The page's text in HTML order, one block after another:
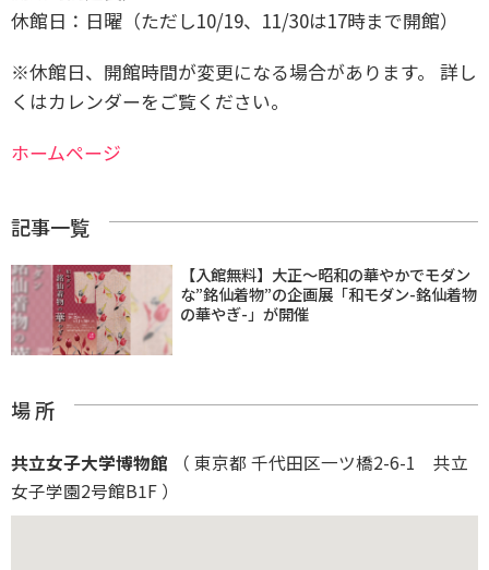
休館日：日曜（ただし10/19、11/30は17時まで開館）
※休館日、開館時間が変更になる場合があります。 詳し
くはカレンダーをご覧ください。
ホームページ
記事一覧
【入館無料】大正〜昭和の華やかでモダン
な”銘仙着物”の企画展「和モダン-銘仙着物
の華やぎ-」が開催
場 所
共立女子大学博物館 （ 東京都 千代田区一ツ橋2-6-1 共立
女子学園2号館B1F ）